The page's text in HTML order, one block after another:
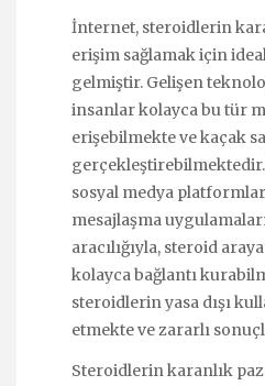
İnternet, steroidlerin
erişim sağlamak için
gelmiştir. Gelişen
insanlar kolayca bu tür
erişebilmekte ve kaçak
sosyal medya
mesajlaşma
aracılığıyla, steroid
kolayca bağlantı
steroidlerin yasa dışı
etmekte ve zararlı
Steroidlerin karanlık